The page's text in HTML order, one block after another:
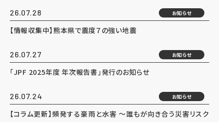
26.07.28 お知らせ
【情報収集中】熊本県で震度７の強い地震
26.07.27 お知らせ
「JPF 2025年度 年次報告書」発行のお知らせ
26.07.24 お知らせ
【コラム更新】頻発する豪雨と水害 ～誰もが向き合う災害リスク